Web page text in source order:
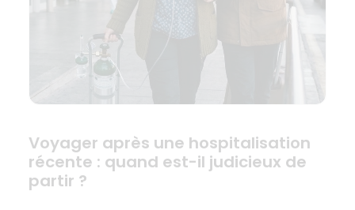
Voyager après une hospitalisation
récente : quand est-il judicieux de
partir ?